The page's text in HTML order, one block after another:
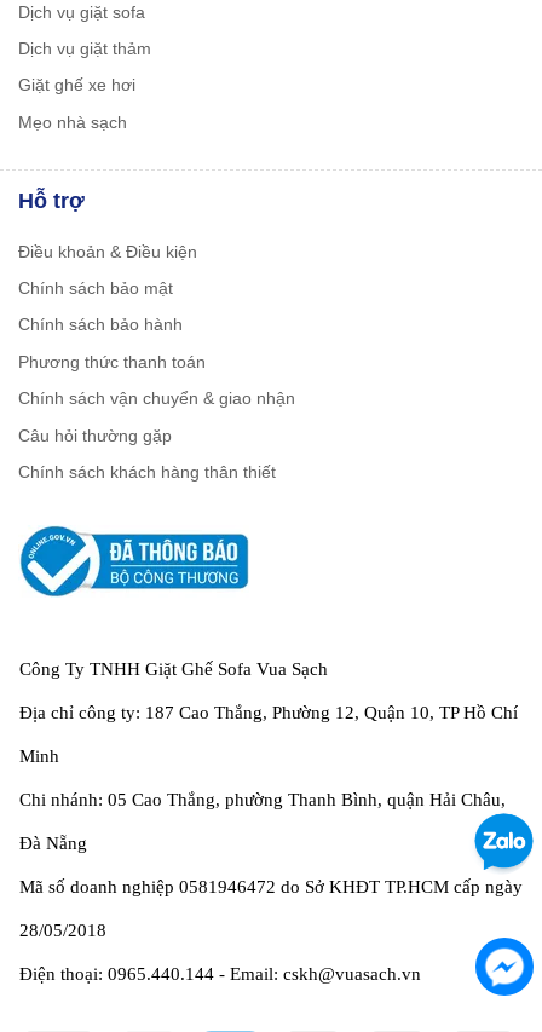
Dịch vụ giặt sofa
Dịch vụ giặt thảm
Giặt ghế xe hơi
Mẹo nhà sạch
Hỗ trợ
Điều khoản & Điều kiện
Chính sách bảo mật
Chính sách bảo hành
Phương thức thanh toán
Chính sách vận chuyển & giao nhận
Câu hỏi thường gặp
Chính sách khách hàng thân thiết
Công Ty TNHH Giặt Ghế Sofa Vua Sạch
Địa chỉ công ty: 187 Cao Thắng, Phường 12, Quận 10, TP Hồ Chí
Minh
Chi nhánh: 05 Cao Thắng, phường Thanh Bình, quận Hải Châu,
Đà Nẵng
Mã số doanh nghiệp 0581946472 do Sở KHĐT TP.HCM cấp ngày
28/05/2018
Điện thoại: 0965.440.144 - Email: cskh@vuasach.vn